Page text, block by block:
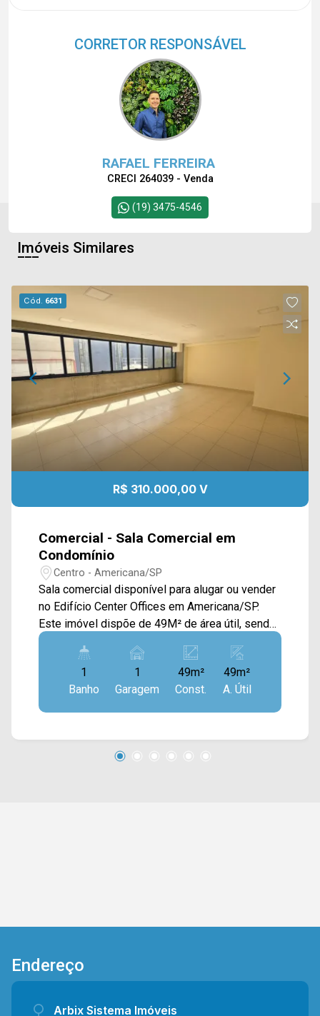
CORRETOR RESPONSÁVEL
RAFAEL FERREIRA
CRECI 264039 - Venda
(19) 3475-4546
Imóveis Similares
Cód. 6631
R$ 310.000,00 V
Comercial - Sala Comercial em
Condomínio
Centro - Americana/SP
Sala comercial disponível para alugar ou vender
no Edifício Center Offices em Americana/SP.
Este imóvel dispõe de 49M² de área útil, sendo
dispostos em um amplo espaço disponível com
acabamento em piso frio, teto em gesso e
janelas com vidro em vitrô. > 01 banheiro social;
> 01 vaga de garagem. Esta localizado próximo
ao cartório, Av. de Cillo, Av. Brasil, prefeitura,
conta com fácil acesso a Av. Dr. Antônio Lobo,
Av. Bandeirantes, terminal e Rod. Luiz de
1
Banho
1
Garagem
49m²
Const.
49m²
A. Útil
Endereço
Arbix Sistema Imóveis